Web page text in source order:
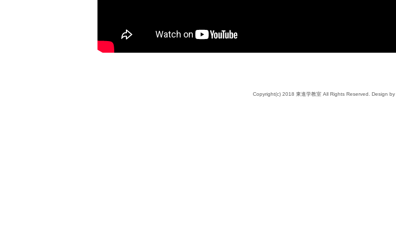
Copyright(c) 2018 東進学教室 All Rights Reserved. Design by